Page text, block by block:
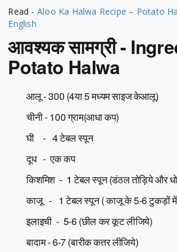
Read - Aloo Ka Halwa Recipe – Potato
English
आवश्यक सामग्री -
Potato Halwa
आलू - 300 (4या 5 मध्यम साइज केआलू)
चीनी - 100 ग्राम(आधा कप)
घी - 4 टेबल स्पून
दूध - एक कप
किशमिश - 1 टेबल स्पून (डंठल तोड़िये और
काजू - 1 टेबल स्पून ( काजू के 5-6 टुकड़ों में
इलाइची - 5-6 (छील कर कूट लीजिये)
बादाम - 6-7 (बारीक कतर लीजिये)